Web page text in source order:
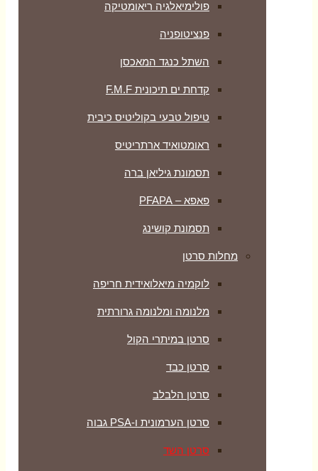
פולימיאלגיה ריאומטיקה
‏פנציטופניה
השתל כנגד המאכסן
קדחת ים תיכונית F.M.F
טיפול טבעי בקוליטיס כיבית
ראומטואיד ארתריטיס
תסמונת גיליאן ברה
פאפא – PFAPA
תסמונת קושינג
מחלות סרטן
לוקמיה מיאלואידית חריפה
מלנומה ומלנומה גרורתית
סרטן במיתרי הקול
סרטן כבד
סרטן הלבלב
סרטן הערמונית ו-PSA גבוה
סרטן השד